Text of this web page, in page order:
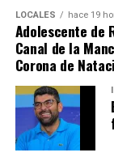
LOCALES hace 19
Adolescente de
Canal de la
Corona de